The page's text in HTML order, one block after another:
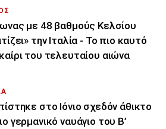
με 48 βαθμούς Κελσίου
την Ιταλία - Το πιο καυτό
του τελευταίου αιώνα
στο Ιόνιο σχεδόν άθικτο
γερμανικό ναυάγιο του Β’